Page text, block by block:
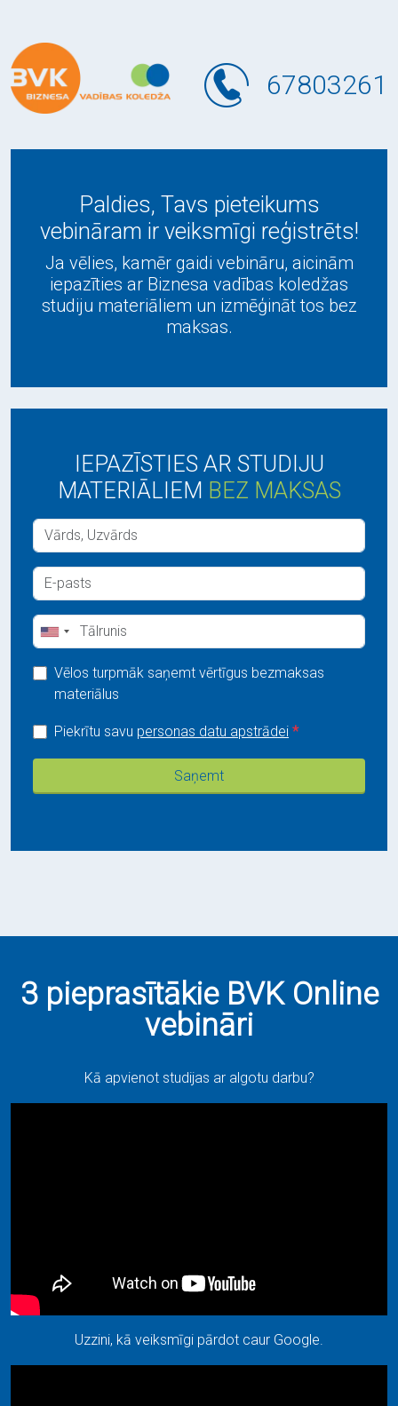
67803261
Paldies, Tavs pieteikums
vebināram ir veiksmīgi reģistrēts!
Ja vēlies, kamēr gaidi vebināru, aicinām
iepazīties ar Biznesa vadības koledžas
studiju materiāliem un izmēģināt tos bez
maksas.
IEPAZĪSTIES AR STUDIJU
MATERIĀLIEM BEZ MAKSAS
Vēlos turpmāk saņemt vērtīgus bezmaksas
materiālus
Piekrītu savu personas datu apstrādei *
Saņemt
3 pieprasītākie BVK Online
vebināri
Kā apvienot studijas ar algotu darbu?
Uzzini, kā veiksmīgi pārdot caur Google.